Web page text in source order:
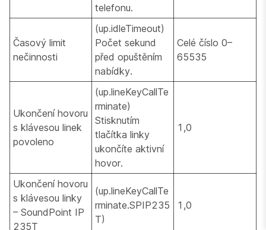
telefonu.
Časový limit
nečinnosti
(up.idleTimeout)
Počet sekund
před opuštěním
nabídky.
Celé číslo 0–
65535
Ukončení hovoru
s klávesou linek
povoleno
(up.lineKeyCallTe
rminate)
Stisknutím
tlačítka linky
ukončíte aktivní
hovor.
1,0
Ukončení hovoru
s klávesou linky
– SoundPoint IP
235T
(up.lineKeyCallTe
rminate.SPIP235
T)
1,0